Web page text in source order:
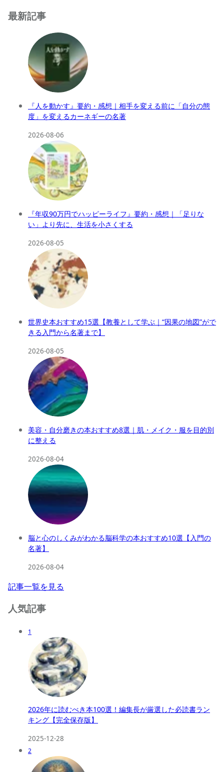
最新記事
『人を動かす』要約・感想｜相手を変える前に「自分の態
度」を変えるカーネギーの名著
2026-08-06
『年収90万円でハッピーライフ』要約・感想｜「足りな
い」より先に、生活を小さくする
2026-08-05
世界史本おすすめ15選【教養として学ぶ｜“因果の地図”がで
きる入門から名著まで】
2026-08-05
美容・自分磨きの本おすすめ8選｜肌・メイク・服を目的別
に整える
2026-08-04
脳と心のしくみがわかる脳科学の本おすすめ10選【入門の
名著】
2026-08-04
記事一覧を見る
人気記事
1
2026年に読むべき本100選！編集長が厳選した必読書ラン
キング【完全保存版】
2025-12-28
2